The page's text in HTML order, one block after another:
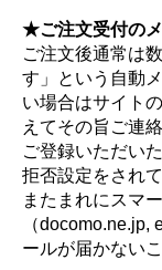
★ご注文受付の
ご注文後通常は
す」という自動
い場合はサイトの
えてその旨ご連
ご登録いただい
拒否設定をされ
またまれにスマ
（docomo.ne.jp,
ールが届かない